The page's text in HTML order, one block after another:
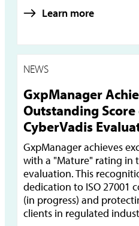
Learn more
NEWS
GxpManager
Outstanding
CyberVadis
GxpManager achieves
with a "Mature" rating in
evaluation. This
dedication to ISO 27001
(in progress) and
clients in regulated